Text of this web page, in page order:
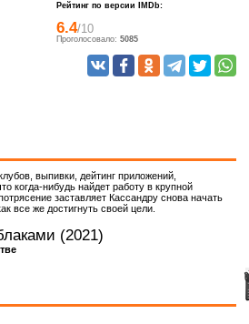
Рейтинг по версии IMDb:
6.4/10
Проголосовало: 5085
выпивки, дейтинг приложений,
когда-нибудь найдет работу в крупной
заставляет Кассандру снова начать
все же достигнуть своей цели.
(2021)